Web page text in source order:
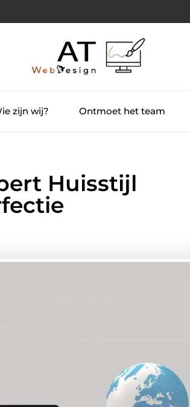
zijn wij? Ontmoet het team
Huisstijl